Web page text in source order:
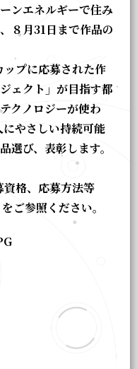
ンエネルギーで住み
８月31日まで作品の
プに応募された作
ェクト」が目指す都
クノロジーが使わ
やさしい持続可能
選び、表彰します。
格、応募方法等
をご参照ください。